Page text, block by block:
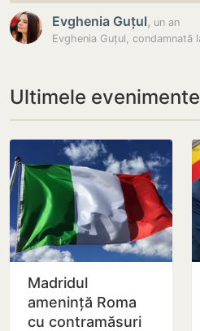
Evghenia Guțul, un an
Ultimele evenimente
Madridul
amenință Roma
cu contramăsuri